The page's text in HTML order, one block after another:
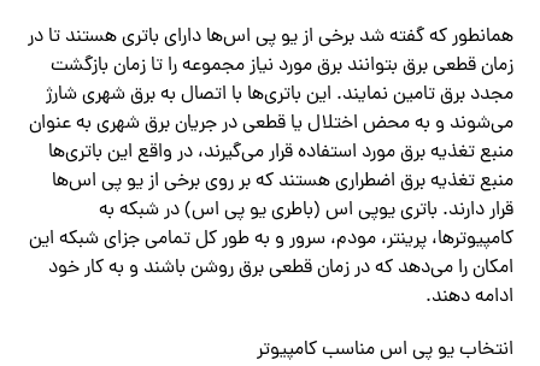
همانطور که گفته شد برخی از یو پی اس‌‌ها دارای باتری هستند تا در
زمان قطعی برق بتوانند برق مورد نیاز مجموعه را تا زمان بازگشت
مجدد برق تامین نمایند. این باتری‌‌ها با اتصال به برق شهری شارژ‌
می‌شوند و به محض اختلال یا قطعی در جریان برق شهری به عنوان
منبع تغذیه برق مورد استفاده قرار‌ می‌گیرند، در واقع این باتری‌‌ها
منبع تغذیه برق اضطراری هستند که بر روی برخی از یو پی اس‌‌ها
قرار دارند. باتری یوپی اس (باطری یو پی اس) در شبکه به
کامپیوترها، پرینتر، مودم، سرور و به طور کل تمامی جزای شبکه این
امکان را‌ می‌دهد که در زمان قطعی برق روشن باشند و به کار خود
ادامه دهند.
انتخاب یو پی اس مناسب کامپیوتر